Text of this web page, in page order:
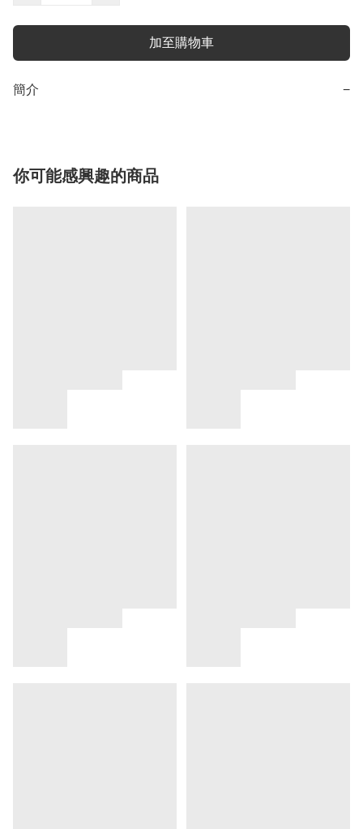
加至購物車
簡介 −
你可能感興趣的商品